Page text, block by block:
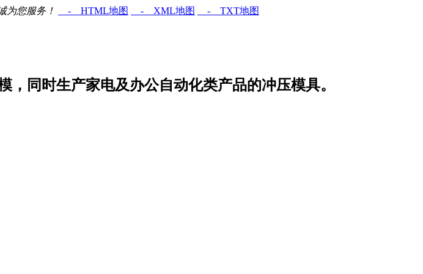
为您服务！ - HTML地图 - XML地图 - TXT地图
同时生产家电及办公自动化类产品的冲压模具。